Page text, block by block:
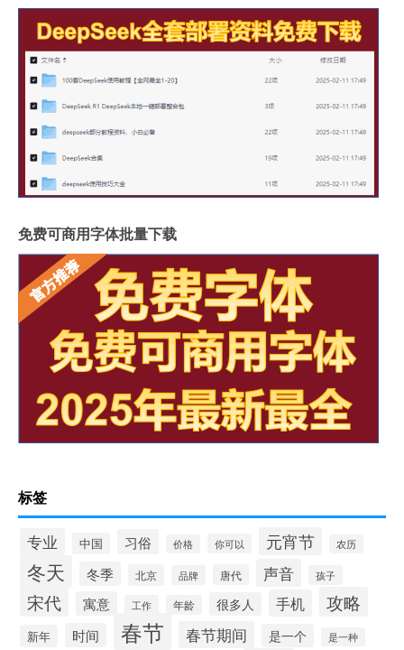
免费可商用字体批量下载
标签
专业 中国 习俗 价格 你可以 元宵节 农历
冬天 冬季 北京 品牌 唐代 声音 孩子
宋代 寓意 工作 年龄 很多人 手机 攻略
新年 时间 春节 春节期间 是一个 是一种